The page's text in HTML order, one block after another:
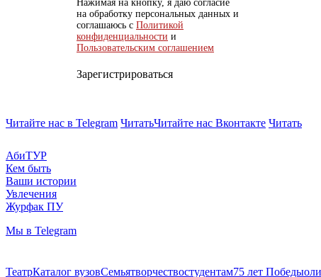
Нажимая на кнопку, я даю согласие
на обработку персональных данных и
соглашаюсь с Политикой
конфиденциальности и
Пользовательским соглашением
Зарегистрироваться
Читайте нас в Telegram ЧитатьЧитайте нас Вконтакте Читать
АбиТУР
Кем быть
Ваши истории
Увлечения
Журфак ПУ
Мы в Telegram
ТеатрКаталог вузовСемьятворчествостудентам75 лет Победы